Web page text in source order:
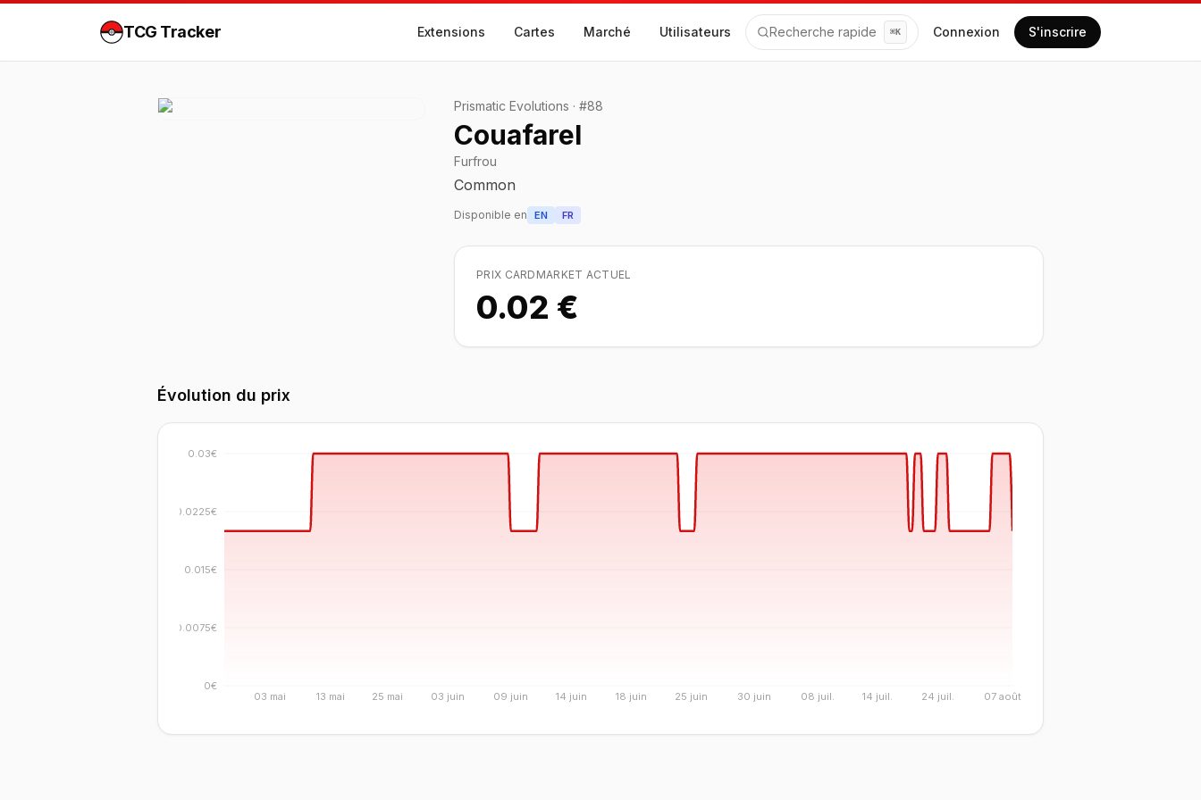
TCG Tracker Extensions Cartes Marché Utilisateurs Recherche rapide ⌘K Connexion S'inscrire
Prismatic Evolutions · #88
Couafarel
Furfrou
Common
Disponible en EN FR
PRIX CARDMARKET ACTUEL
0.02 €
Évolution du prix
03 mai 13 mai 25 mai 03 juin 09 juin 14 juin 18 juin 25 juin 30 juin 08 juil. 14 juil. 24 juil. 07 août
0€
0.0075€
0.015€
0.0225€
0.03€